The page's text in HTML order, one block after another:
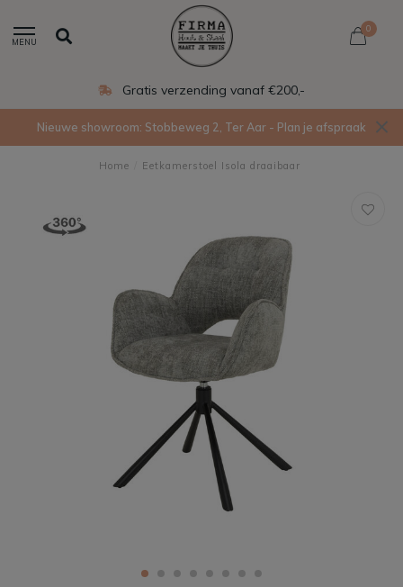
MENU
0
Gratis verzending vanaf €200,-
Nieuwe showroom: Stobbeweg 2, Ter Aar - Plan je afspraak
Home Eetkamerstoel Isola draaibaar